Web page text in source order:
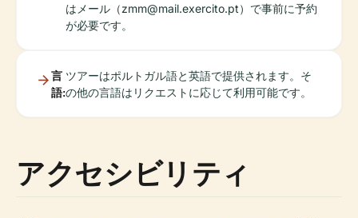
はメール（zmm@mail.exercito.pt）で事前に予約
が必要です。
言
語:
ツアーはポルトガル語と英語で提供されます。そ
の他の言語はリクエストに応じて利用可能です。
アクセシビリティ